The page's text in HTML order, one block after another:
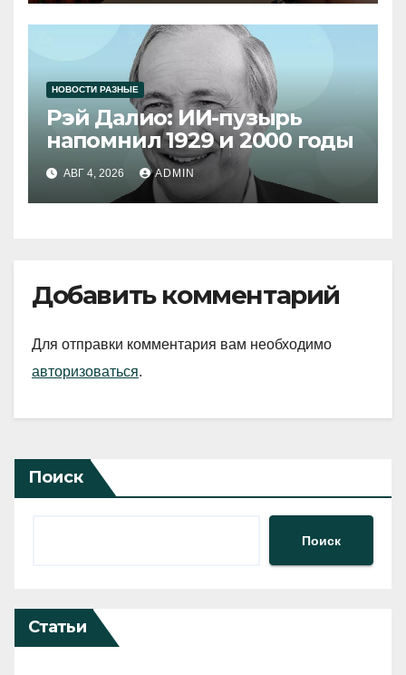
НОВОСТИ РАЗНЫЕ
Рэй Далио: ИИ-пузырь
напомнил 1929 и 2000 годы
АВГ 4, 2026 ADMIN
Добавить комментарий
Для отправки комментария вам необходимо
авторизоваться.
Поиск
Поиск
Статьи